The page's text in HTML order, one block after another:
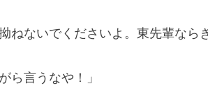
ねないでくださいよ。東先輩なら
ら言うなや！」